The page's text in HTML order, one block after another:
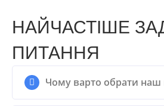
НАЙЧАСТІШЕ
ПИТАННЯ
Чому варто обрати наш